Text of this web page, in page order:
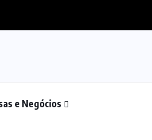
e Negócios